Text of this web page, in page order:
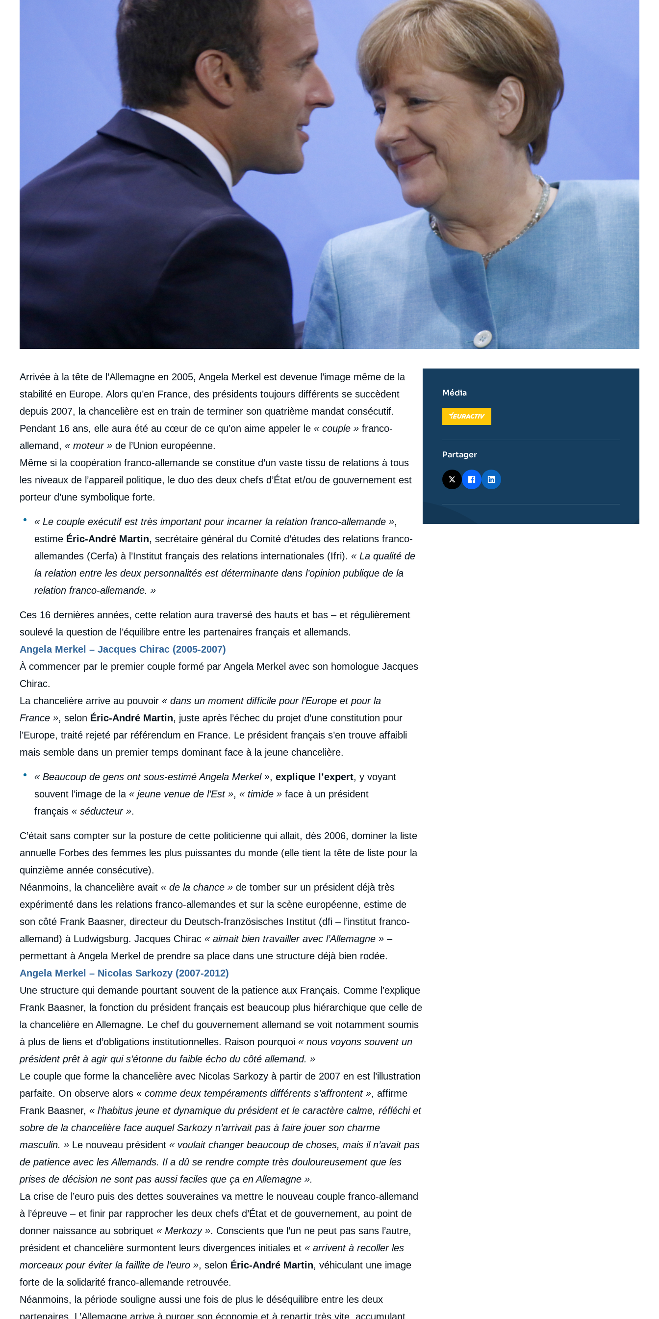
Contenu
intervention
médiatique
Arrivée à la tête de l’Allemagne en 2005, Angela Merkel est devenue l’image même de la
stabilité en Europe. Alors qu’en France, des présidents toujours différents se succèdent
depuis 2007, la chancelière est en train de terminer son quatrième mandat consécutif.
Pendant 16 ans, elle aura été au cœur de ce qu’on aime appeler le « couple » franco-
allemand, « moteur » de l’Union européenne.
Même si la coopération franco-allemande se constitue d’un vaste tissu de relations à tous
les niveaux de l’appareil politique, le duo des deux chefs d’État et/ou de gouvernement est
porteur d’une symbolique forte.
« Le couple exécutif est très important pour incarner la relation franco-allemande »,
estime Éric-André Martin, secrétaire général du Comité d’études des relations franco-
allemandes (Cerfa) à l’Institut français des relations internationales (Ifri). « La qualité de
la relation entre les deux personnalités est déterminante dans l’opinion publique de la
relation franco-allemande. »
Ces 16 dernières années, cette relation aura traversé des hauts et bas – et régulièrement
soulevé la question de l’équilibre entre les partenaires français et allemands.
Angela Merkel – Jacques Chirac (2005-2007)
À commencer par le premier couple formé par Angela Merkel avec son homologue Jacques
Chirac.
La chancelière arrive au pouvoir « dans un moment difficile pour l’Europe et pour la
France », selon Éric-André Martin, juste après l’échec du projet d’une constitution pour
l’Europe, traité rejeté par référendum en France. Le président français s’en trouve affaibli
mais semble dans un premier temps dominant face à la jeune chancelière.
« Beaucoup de gens ont sous-estimé Angela Merkel », explique l’expert, y voyant
souvent l’image de la « jeune venue de l’Est », « timide » face à un président
français « séducteur ».
C’était sans compter sur la posture de cette politicienne qui allait, dès 2006, dominer la liste
annuelle Forbes des femmes les plus puissantes du monde (elle tient la tête de liste pour la
quinzième année consécutive).
Néanmoins, la chancelière avait « de la chance » de tomber sur un président déjà très
expérimenté dans les relations franco-allemandes et sur la scène européenne, estime de
son côté Frank Baasner, directeur du Deutsch-französisches Institut (dfi – l’institut franco-
allemand) à Ludwigsburg. Jacques Chirac « aimait bien travailler avec l’Allemagne » –
permettant à Angela Merkel de prendre sa place dans une structure déjà bien rodée.
Angela Merkel – Nicolas Sarkozy (2007-2012)
Une structure qui demande pourtant souvent de la patience aux Français. Comme l’explique
Frank Baasner, la fonction du président français est beaucoup plus hiérarchique que celle de
la chancelière en Allemagne. Le chef du gouvernement allemand se voit notamment soumis
à plus de liens et d’obligations institutionnelles. Raison pourquoi « nous voyons souvent un
président prêt à agir qui s’étonne du faible écho du côté allemand. »
Le couple que forme la chancelière avec Nicolas Sarkozy à partir de 2007 en est l’illustration
parfaite. On observe alors « comme deux tempéraments différents s’affrontent », affirme
Frank Baasner, « l’habitus jeune et dynamique du président et le caractère calme, réfléchi et
sobre de la chancelière face auquel Sarkozy n’arrivait pas à faire jouer son charme
masculin. » Le nouveau président « voulait changer beaucoup de choses, mais il n’avait pas
de patience avec les Allemands. Il a dû se rendre compte très douloureusement que les
prises de décision ne sont pas aussi faciles que ça en Allemagne ».
La crise de l’euro puis des dettes souveraines va mettre le nouveau couple franco-allemand
à l’épreuve – et finir par rapprocher les deux chefs d’État et de gouvernement, au point de
donner naissance au sobriquet « Merkozy ». Conscients que l’un ne peut pas sans l’autre,
président et chancelière surmontent leurs divergences initiales et « arrivent à recoller les
morceaux pour éviter la faillite de l’euro », selon Éric-André Martin, véhiculant une image
forte de la solidarité franco-allemande retrouvée.
Néanmoins, la période souligne aussi une fois de plus le déséquilibre entre les deux
partenaires. L’Allemagne arrive à purger son économie et à repartir très vite, accumulant
Média
Logo
Partager